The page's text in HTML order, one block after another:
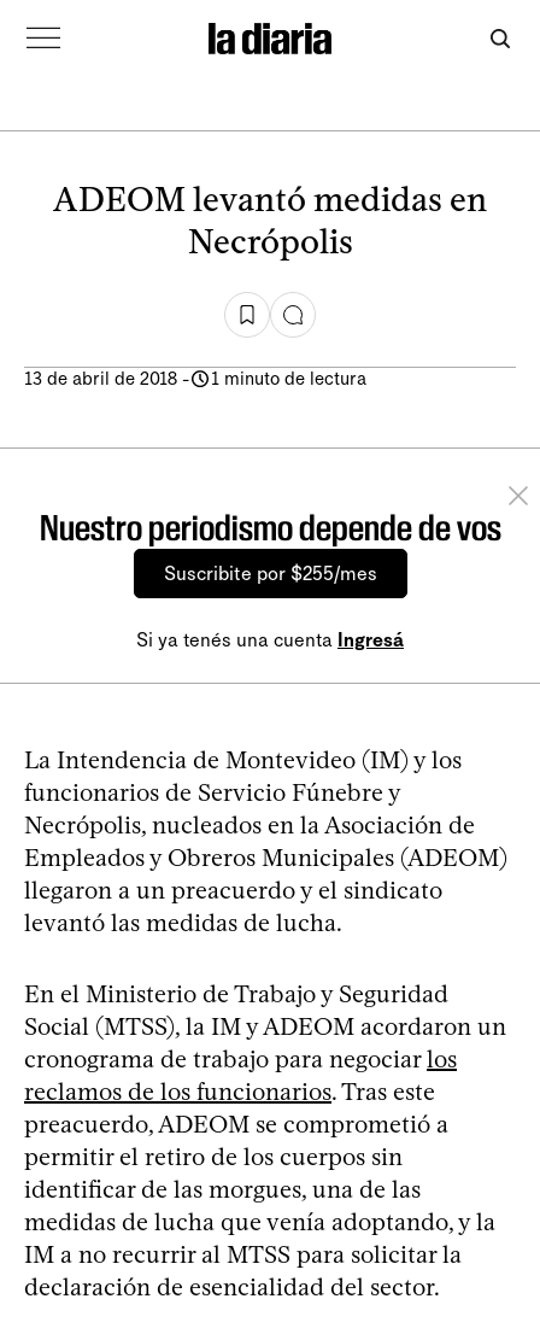
ADEOM levantó medidas en
Necrópolis
13 de abril de 2018 - 1 minuto de lectura
Nuestro periodismo depende de vos
Suscribite por $255/mes
Si ya tenés una cuenta Ingresá
La Intendencia de Montevideo (IM) y los
funcionarios de Servicio Fúnebre y
Necrópolis, nucleados en la Asociación de
Empleados y Obreros Municipales (ADEOM)
llegaron a un preacuerdo y el sindicato
levantó las medidas de lucha.
En el Ministerio de Trabajo y Seguridad
Social (MTSS), la IM y ADEOM acordaron un
cronograma de trabajo para negociarlos
reclamos de los funcionarios. Tras este
preacuerdo, ADEOM se comprometió a
permitir el retiro de los cuerpos sin
identificar de las morgues, una de las
medidas de lucha que venía adoptando, y la
IM a no recurrir al MTSS para solicitar la
declaración de esencialidad del sector.